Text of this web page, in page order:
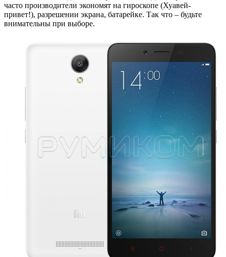
часто производители экономят на гироскопе (Хуавей-
привет!), разрешении экрана, батарейке. Так что – будьте
внимательны при выборе.